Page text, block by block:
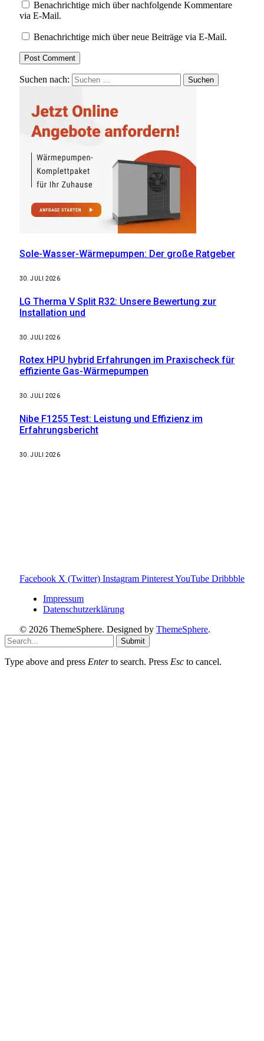
Benachrichtige mich über nachfolgende Kommentare
via E-Mail.
Benachrichtige mich über neue Beiträge via E-Mail.
Suchen nach:
Sole-Wasser-Wärmepumpen: Der große Ratgeber
30. JULI 2026
LG Therma V Split R32: Unsere Bewertung zur
Installation und
30. JULI 2026
Rotex HPU hybrid Erfahrungen im Praxischeck für
effiziente Gas-Wärmepumpen
30. JULI 2026
Nibe F1255 Test: Leistung und Effizienz im
Erfahrungsbericht
30. JULI 2026
Facebook X (Twitter) Instagram PinterestYouTube Dribbble
Impressum
Datenschutzerklärung
© 2026 ThemeSphere. Designed by ThemeSphere.
Submit
Type above and press Enterto search. Press Esc to cancel.